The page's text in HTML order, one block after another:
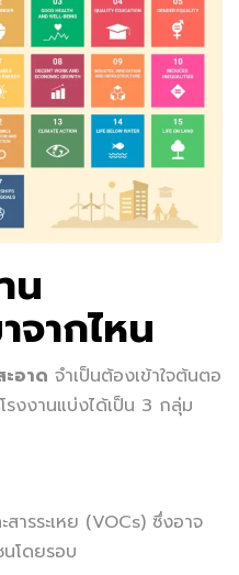
น
จากไหน
อาด จำเป็นต้องเข้าใจต้นตอ
งงานแบ่งได้เป็น 3 กลุ่ม
ารระเหย (VOCs) ซึ่งอาจ
โดยรอบ